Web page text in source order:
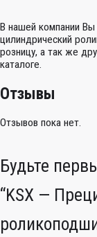
В нашей компании
цилиндрический
розницу, а так же
каталоге.
Отзывы
Отзывов пока нет.
Будьте
“KSX —